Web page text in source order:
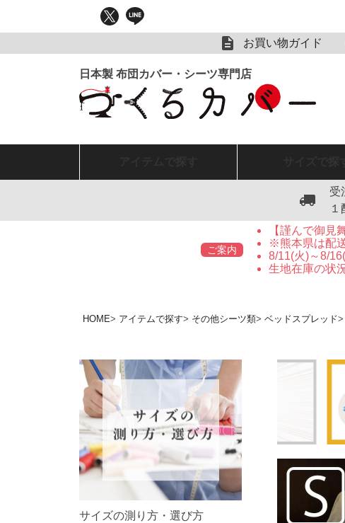
お買い物ガイド
受
ご案内
【謹んで御見
※熊本県は配
8/11(火)～8/
生地在庫の状
HOME アイテムで探す その他シーツ類 ベッドスプレッド
サイズの測り方・選び方